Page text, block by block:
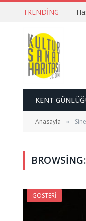
TRENDING
KENT
Anasayfa »
BROWSING:
GÖSTERI